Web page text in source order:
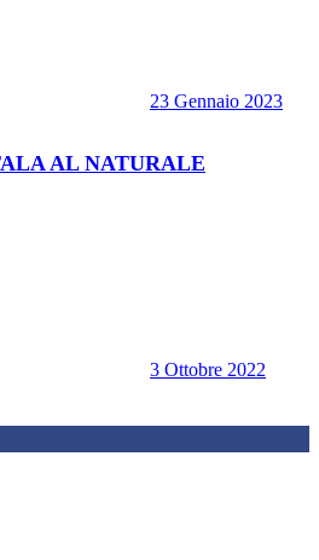
23 Gennaio 2023
AL NATURALE
3 Ottobre 2022